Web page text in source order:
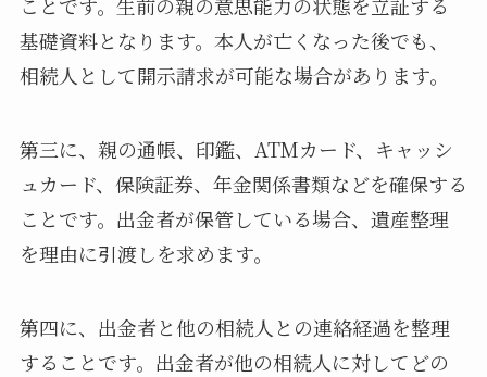
基礎資料となります。本人が亡くなった後でも、
相続人として開示請求が可能な場合があります。
第三に、親の通帳、印鑑、ATMカード、キャッシ
ュカード、保険証券、年金関係書類などを確保する
ことです。出金者が保管している場合、遺産整理
を理由に引渡しを求めます。
第四に、出金者と他の相続人との連絡経過を整理
することです。出金者が他の相続人に対してどの